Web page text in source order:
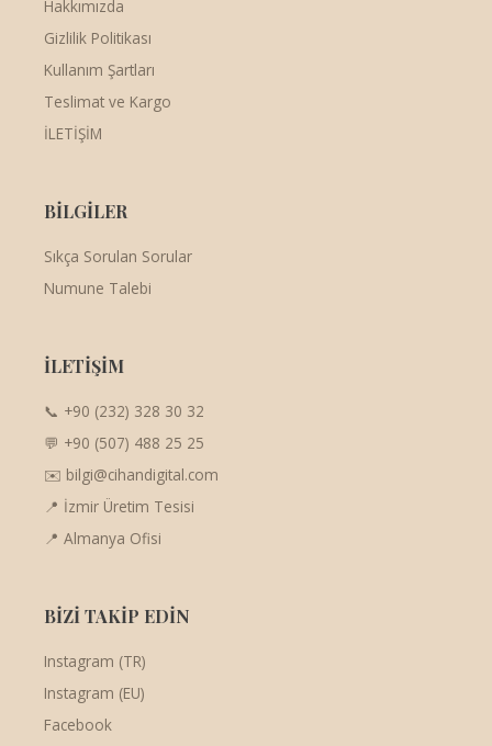
Hakkımızda
Gizlilik Politikası
Kullanım Şartları
Teslimat ve Kargo
İLETİŞİM
BİLGİLER
Sıkça Sorulan Sorular
Numune Talebi
İLETİŞİM
📞 +90 (232) 328 30 32
💬 +90 (507) 488 25 25
✉️ bilgi@cihandigital.com
📍 İzmir Üretim Tesisi
📍 Almanya Ofisi
BİZİ TAKİP EDİN
Instagram (TR)
Instagram (EU)
Facebook